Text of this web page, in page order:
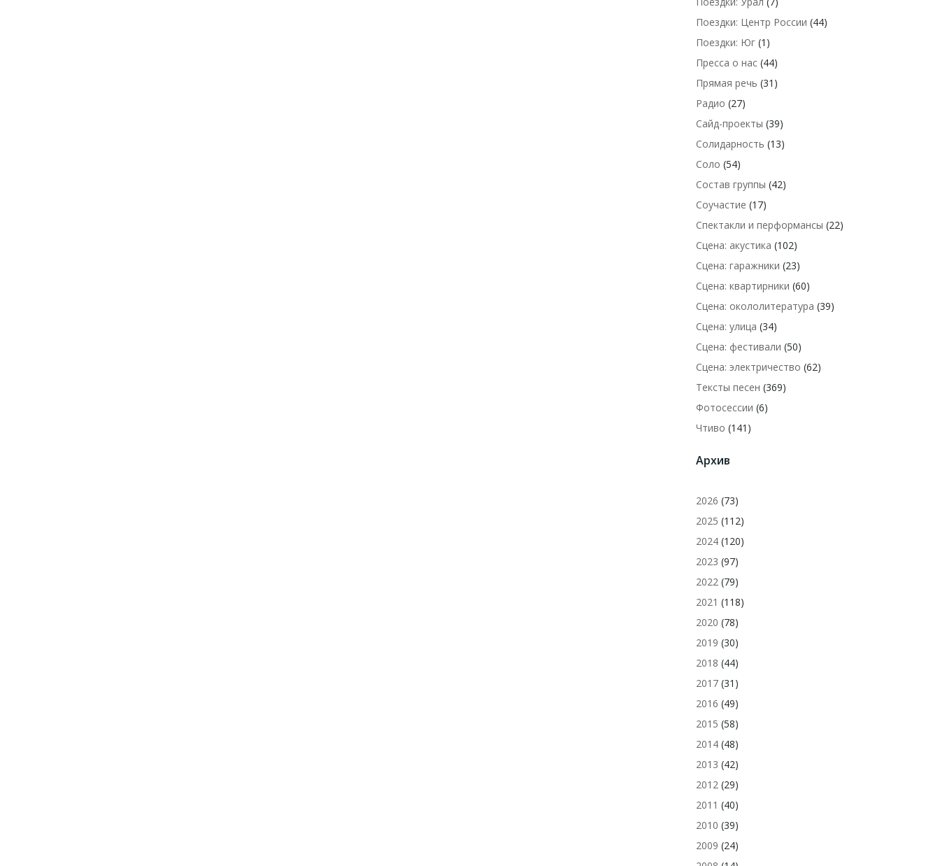
Поездки: Центр России (44)
Поездки: Юг (1)
Пресса о нас (44)
Прямая речь (31)
Радио (27)
Сайд-проекты (39)
Солидарность (13)
Соло (54)
Состав группы (42)
Соучастие (17)
Спектакли и перформансы (22)
Сцена: акустика (102)
Сцена: гаражники (23)
Сцена: квартирники (60)
Сцена: окололитература (39)
Сцена: улица (34)
Сцена: фестивали (50)
Сцена: электричество (62)
Тексты песен (369)
Фотосессии (6)
Чтиво (141)
Архив
2026 (73)
2025 (112)
2024 (120)
2023 (97)
2022 (79)
2021 (118)
2020 (78)
2019 (30)
2018 (44)
2017 (31)
2016 (49)
2015 (58)
2014 (48)
2013 (42)
2012 (29)
2011 (40)
2010 (39)
2009 (24)